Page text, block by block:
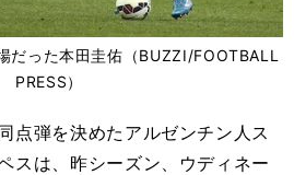
だった本田圭佑（BUZZI/FOOTBALL
PRESS）
点弾を決めたアルゼンチン人ス
スは、昨シーズン、ウディネー